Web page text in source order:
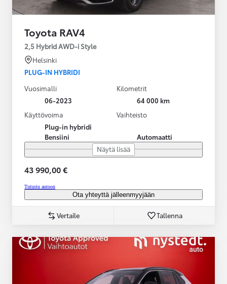
Toyota RAV4
2,5 Hybrid AWD-i Style
Helsinki
PLUG-IN HYBRIDI
Vuosimalli
06-2023
Kilometrit
64 000 km
Käyttövoima
Plug-in hybridi
Bensiini
Vaihteisto
Automaatti
Näytä lisää
43 990,00 €
Tutustu autoon
Ota yhteyttä jälleenmyyjään
Vertaile Tallenna